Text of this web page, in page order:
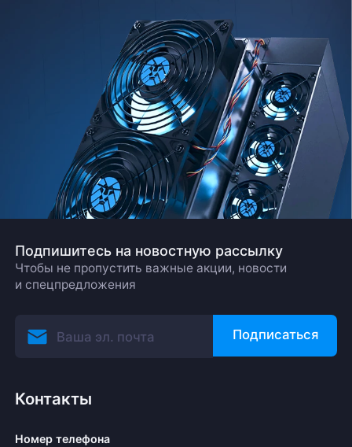
Подпишитесь на новостную рассылку
Чтобы не пропустить важные акции, новости
и спецпредложения
Подписаться
Контакты
Номер телефона